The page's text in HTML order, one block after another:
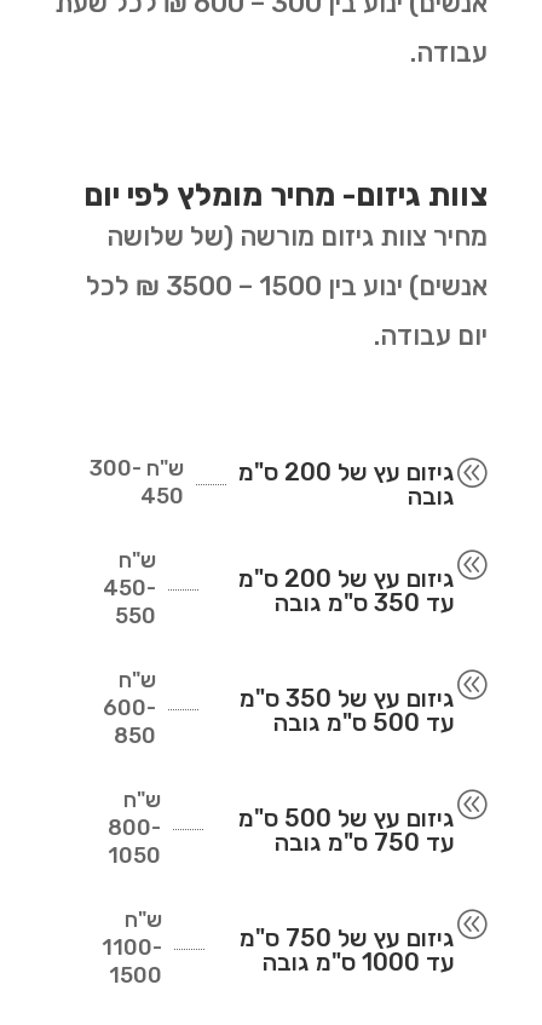
עבודה.
צוות גיזום- מחיר מומלץ לפי יום
מחיר צוות גיזום מורשה (של שלושה
אנשים) ינוע בין 1500 – 3500 ₪ לכל
יום עבודה.
@
גיזום עץ של 200 ס"מ
גובה
ש"ח 300-
450
@
גיזום עץ של 200 ס"מ
עד 350 ס"מ גובה
ש"ח
450-
550
@
גיזום עץ של 350 ס"מ
עד 500 ס"מ גובה
ש"ח
600-
850
@
גיזום עץ של 500 ס"מ
עד 750 ס"מ גובה
ש"ח
800-
1050
@
גיזום עץ של 750 ס"מ
עד 1000 ס"מ גובה
ש"ח
1100-
1500